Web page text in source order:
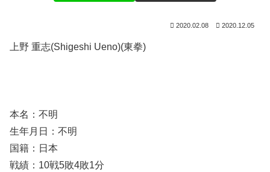
2020.02.08 2020.12.05
上野 重志(Shigeshi Ueno)(東拳)
本名：不明
生年月日：不明
国籍：日本
戦績：10戦5敗4敗1分